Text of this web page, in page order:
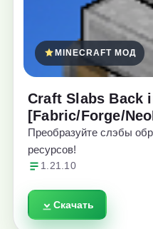
MINECRAFT МОД
Craft Slabs Back
[Fabric/Forge/
Преобразуйте слэбы
ресурсов!
1.21.10
Скачать